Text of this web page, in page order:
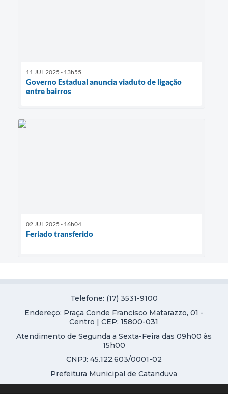
11 JUL 2025 - 13h55
Governo Estadual anuncia viaduto de ligação
entre bairros
02 JUL 2025 - 16h04
Feriado transferido
Telefone: (17) 3531-9100
Endereço: Praça Conde Francisco Matarazzo, 01 -
Centro | CEP: 15800-031
Atendimento de Segunda a Sexta-Feira das 09h00 às
15h00
CNPJ: 45.122.603/0001-02
Prefeitura Municipal de Catanduva